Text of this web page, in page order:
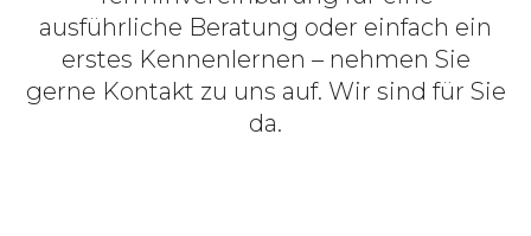
ausführliche Beratung oder einfach ein
erstes Kennenlernen – nehmen Sie
gerne Kontakt zu uns auf. Wir sind für Sie
da.